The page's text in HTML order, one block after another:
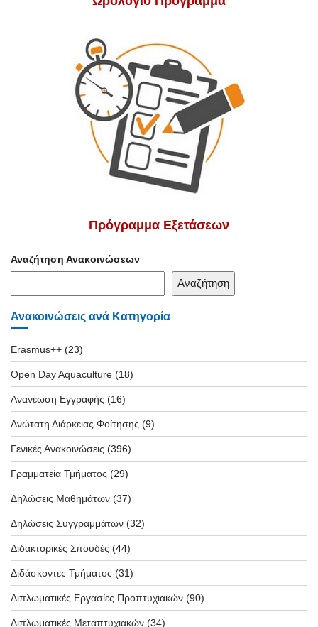
Πρόγραμμα Εξετάσεων
Αναζήτηση Ανακοινώσεων
Αναζήτηση
Ανακοινώσεις ανά Κατηγορία
Erasmus++ (23)
Open Day Aquaculture (18)
Ανανέωση Εγγραφής (16)
Ανώτατη Διάρκειας Φοίτησης (9)
Γενικές Ανακοινώσεις (396)
Γραμματεία Τμήματος (29)
Δηλώσεις Μαθημάτων (37)
Δηλώσεις Συγγραμμάτων (32)
Διδακτορικές Σπουδές (44)
Διδάσκοντες Τμήματος (31)
Διπλωματικές Εργασίες Προπτυχιακών (90)
Διπλωματικές Μεταπτυχιακών (34)